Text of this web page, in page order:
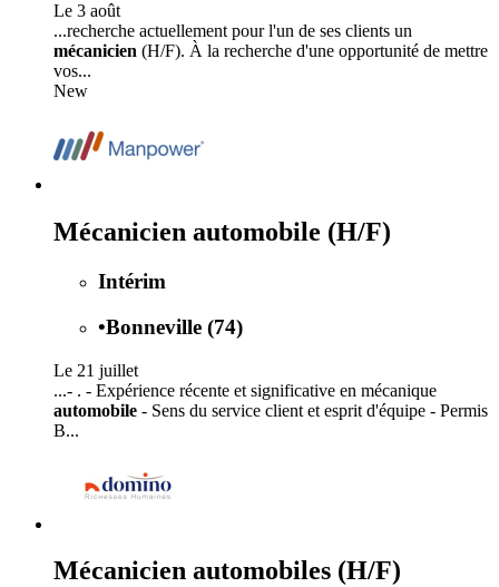
Le 3 août
...recherche actuellement pour l'un de ses clients un
mécanicien (H/F). À la recherche d'une opportunité de mettre
vos...
New
Mécanicien automobile (H/F)
Intérim
•Bonneville (74)
Le 21 juillet
...- . - Expérience récente et significative en mécanique
automobile - Sens du service client et esprit d'équipe - Permis
B...
Mécanicien automobiles (H/F)